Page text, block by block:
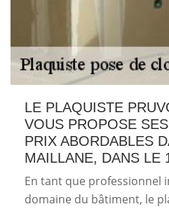
LE PLAQUISTE
VOUS PROPOSE
PRIX ABORDABLES
MAILLANE, DANS LE
En tant que professionnel
domaine du bâtiment, le